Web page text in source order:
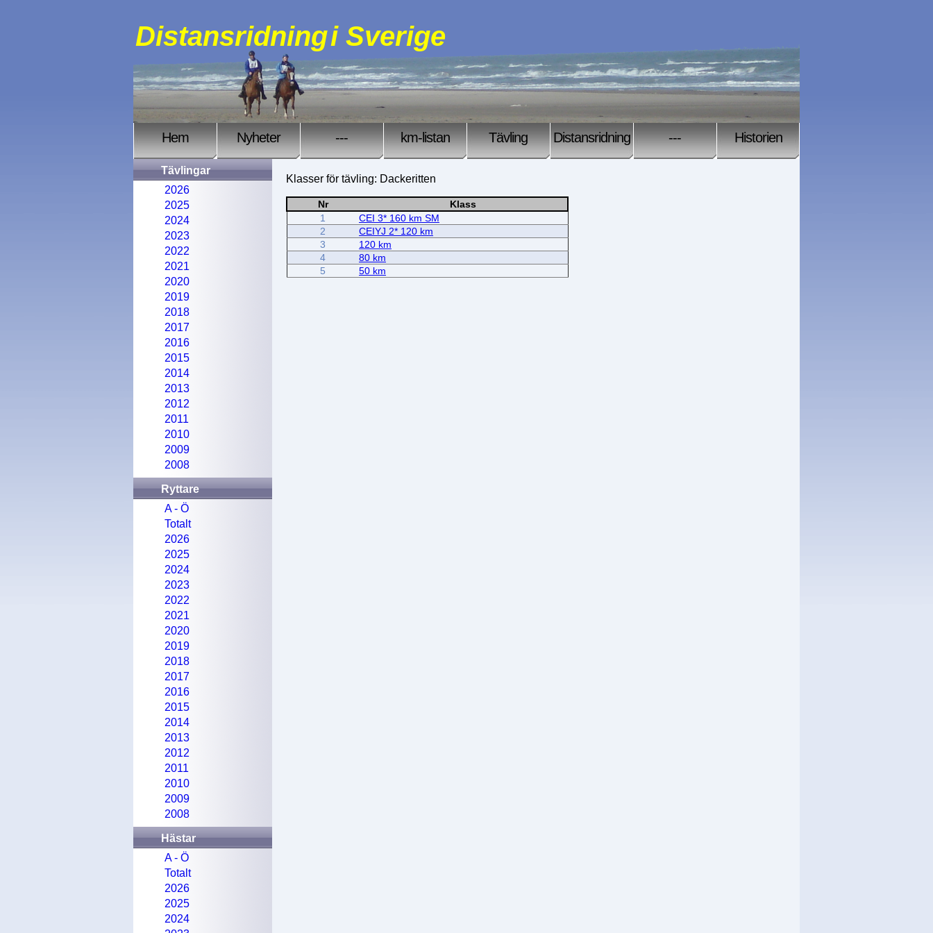
Distansridningi Sverige
Hem Nyheter --- km-listan Tävling Distansridning --- Historien
Klasser för tävling: Dackeritten
Nr
Klass
1
CEI 3* 160 km SM
2
CEIYJ 2* 120 km
3
120 km
4
80 km
5
50 km
Tävlingar
2026
2025
2024
2023
2022
2021
2020
2019
2018
2017
2016
2015
2014
2013
2012
2011
2010
2009
2008
Ryttare
A - Ö
Totalt
2026
2025
2024
2023
2022
2021
2020
2019
2018
2017
2016
2015
2014
2013
2012
2011
2010
2009
2008
Hästar
A - Ö
Totalt
2026
2025
2024